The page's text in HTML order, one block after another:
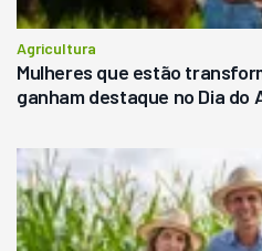
Agricultura
Mulheres que estão
ganham destaque no Dia do